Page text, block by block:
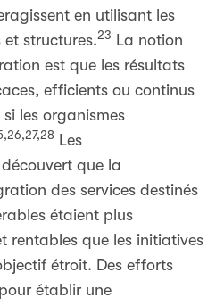
en utilisant les
et structures.23 La notion
est que les résultats
efficients ou continus
si les organismes
Les
que la
des services destinés
étaient plus
rentables que les initiatives
étroit. Des efforts
établir une